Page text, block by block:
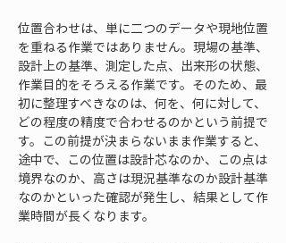
位置合わせは、単に二つのデータや現地位置
を重ねる作業ではありません。現場の基準、
設計上の基準、測定した点、出来形の状態、
作業目的をそろえる作業です。そのため、最
初に整理すべきなのは、何を、何に対して、
どの程度の精度で合わせるのかという前提で
す。この前提が決まらないまま作業すると、
途中で、この位置は設計芯なのか、この点は
境界なのか、高さは現況基準なのか設計基準
なのかといった確認が発生し、結果として作
業時間が長くなります。